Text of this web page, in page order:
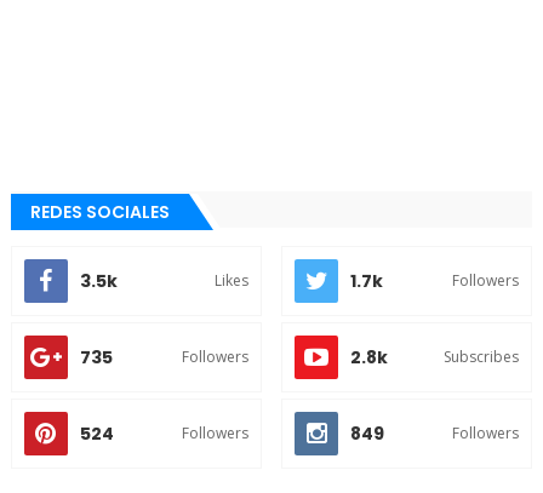
REDES SOCIALES
3.5k Likes 1.7k Followers
735 Followers 2.8k Subscribes
524 Followers 849 Followers